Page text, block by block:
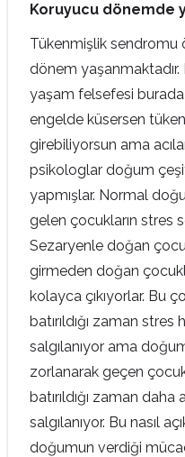
Koruyucu dönemde
Tükenmişlik sendromu
dönem
yaşam felsefesi
engelde küsersen
girebiliyorsun ama
psikologlar doğum
yapmışlar. Normal
gelen çocukların stres
Sezaryenle doğan
girmeden doğan
kolayca çıkıyorlar. Bu
batırıldığı zaman
salgılanıyor ama
zorlanarak geçen
batırıldığı zaman
salgılanıyor. Bu nasıl
doğumun verdiği